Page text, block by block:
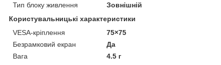
Тип блоку живлення
Зовнішній
Користувальницькі характеристики
VESA-кріплення
75×75
Безрамковий екран
Да
Вага
4.5 г